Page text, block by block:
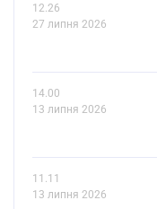
12.26
27 липня 2026
14.00
13 липня 2026
11.11
13 липня 2026